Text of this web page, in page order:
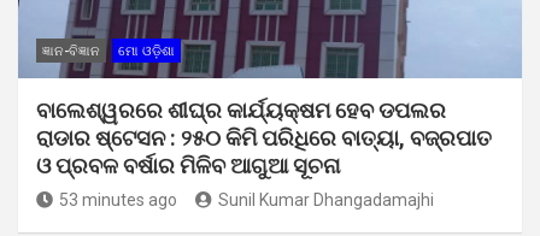
ଜ୍ଞାନ-ବିଜ୍ଞାନ ମୋ ଓଡ଼ିଶା
ବାଲେଶ୍ୱରରେ ଶୀଘ୍ର କାର୍ଯ୍ୟକ୍ଷମ ହେବ ଡପଲର
ରାଡାର ଷ୍ଟେସନ : ୨୫୦ କିମି ପରିଧିରେ ବାତ୍ୟା, ବଜ୍ରପାତ
ଓ ପ୍ରବଳ ବର୍ଷାର ମିଳିବ ଆଗୁଆ ସୂଚନା
53 minutes ago Sunil Kumar Dhangadamajhi